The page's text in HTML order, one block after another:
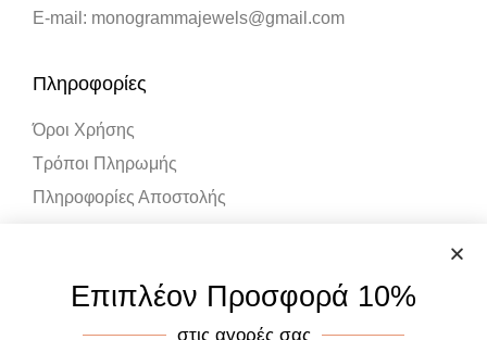
E-mail: monogrammajewels@gmail.com
Πληροφορίες
Όροι Χρήσης
Τρόποι Πληρωμής
Πληροφορίες Αποστολής
Ο Λογαριασμός μου
Καλάθι Αγορών
Επιπλέον Προσφορά 10%
στις αγορές σας